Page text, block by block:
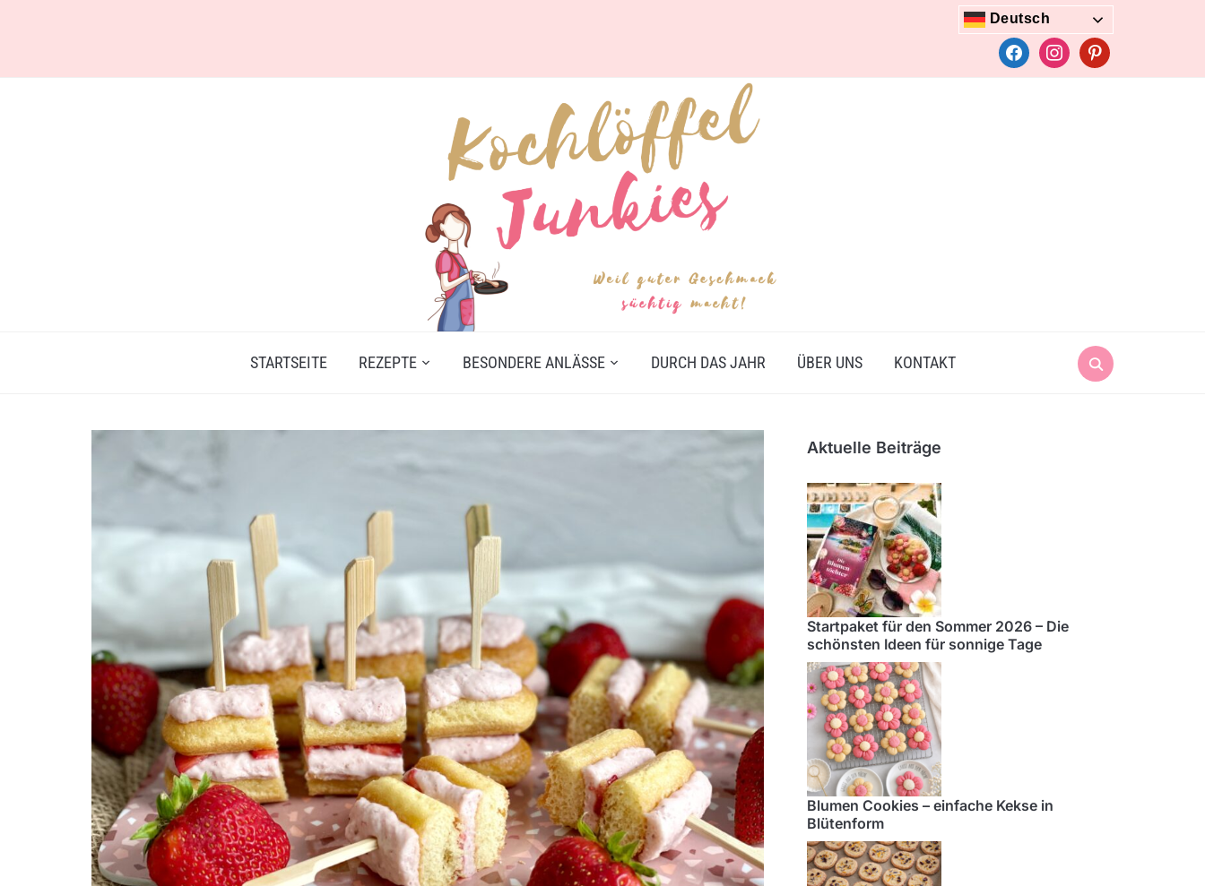
Deutsch
facebookinstagrampinterest
Search
for:
STARTSEITE REZEPTE BESONDERE ANLÄSSE DURCH DAS JAHR ÜBER UNS KONTAKT
Aktuelle Beiträge
Startpaket für den Sommer 2026 – Die
schönsten Ideen für sonnige Tage
Blumen Cookies – einfache Kekse in
Blütenform